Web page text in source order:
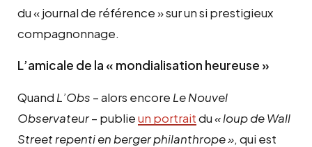
du « journal de référence » sur un si prestigieux
compagnonnage.
L’amicale de la « mondialisation heureuse »
Quand L’Obs – alors encore Le Nouvel
Observateur– publieun portraitdu« loup de Wall
Street repenti en berger philanthrope », qui est